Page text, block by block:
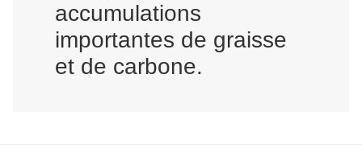
accumulations
importantes de graisse
et de carbone.